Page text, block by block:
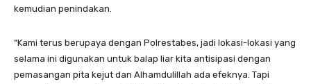
kemudian penindakan.
“Kami terus berupaya dengan Polrestabes, jadi lokasi-lokasi yang
selama ini digunakan untuk balap liar kita antisipasi dengan
pemasangan pita kejut dan Alhamdulillah ada efeknya. Tapi